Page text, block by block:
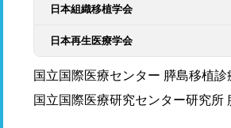
日本組織移植学会
日本再生医療学会
国立国際医療センター 膵島移植
国立国際医療研究センター研究